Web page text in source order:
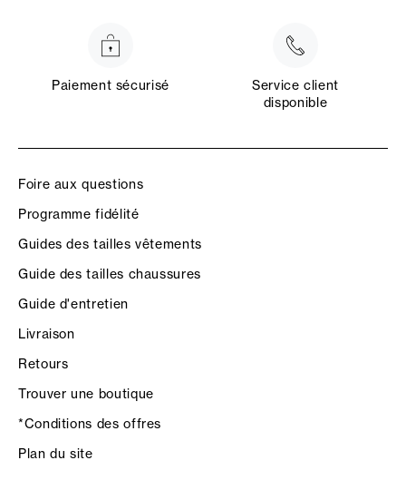
Paiement sécurisé
Service client
disponible
Foire aux questions
Programme fidélité
Guides des tailles vêtements
Guide des tailles chaussures
Guide d'entretien
Livraison
Retours
Trouver une boutique
*Conditions des offres
Plan du site